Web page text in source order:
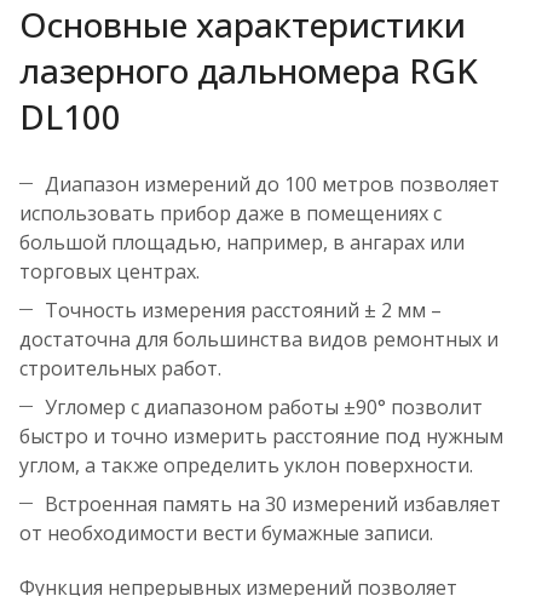
Основные характеристики
лазерного дальномера RGK
DL100
Диапазон измерений до 100 метров позволяет
использовать прибор даже в помещениях с
большой площадью, например, в ангарах или
торговых центрах.
Точность измерения расстояний ± 2 мм –
достаточна для большинства видов ремонтных и
строительных работ.
Угломер с диапазоном работы ±90° позволит
быстро и точно измерить расстояние под нужным
углом, а также определить уклон поверхности.
Встроенная память на 30 измерений избавляет
от необходимости вести бумажные записи.
Функция непрерывных измерений позволяет